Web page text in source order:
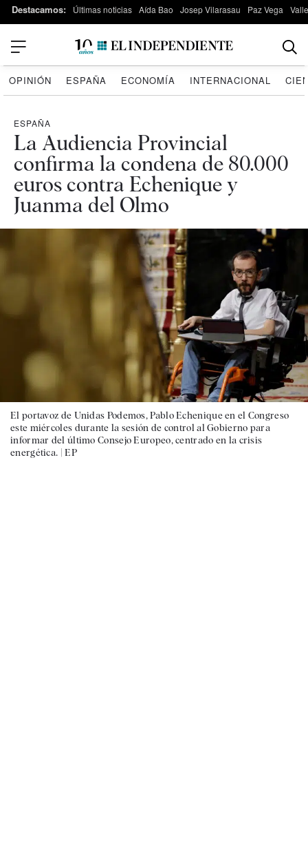
Destacamos: Últimas noticias Aída Bao Josep Vilarasau Paz Vega
OPINIÓN ESPAÑA ECONOMÍA INTERNACIONAL
ESPAÑA
La Audiencia Provincial
confirma la condena de 80.000
euros contra Echenique y
Juanma del Olmo
El portavoz de Unidas Podemos, Pablo Echenique en el Congreso
este miércoles durante la sesión de control al Gobierno para
informar del último Consejo Europeo, centrado en la crisis
energética. |EP